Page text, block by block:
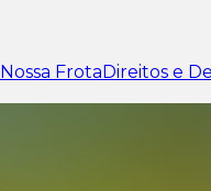
Nossa FrotaDireitos e